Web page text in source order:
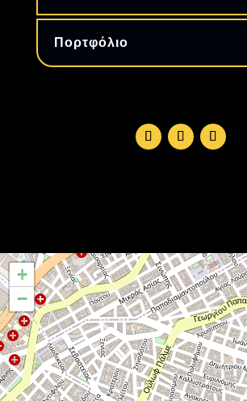
Πορτφόλιο
+
−